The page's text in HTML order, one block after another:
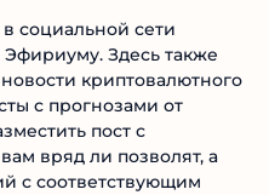
социальной сети
Здесь также
криптовалютного
с прогнозами от
пост с
вряд ли позволят, а
с соответствующим